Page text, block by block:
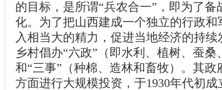
的目标，是所谓“兵农合一”，即为了
化。为了把山西建成一个独立的行政
入相当大的精力，促进当地经济的持
乡村倡办“六政”（即水利、植树、蚕
和“三事”（种棉、造林和畜牧）。其
方面进行大规模投资，于1930年代初